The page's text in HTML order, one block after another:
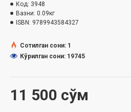
11 500 сўм
Код: 3948
Вазни: 0.09кг
ISBN: 9789943584327
Сотилган сони: 1
Кўрилган сони: 19745